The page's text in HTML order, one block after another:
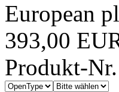
European
393,00
Produkt-